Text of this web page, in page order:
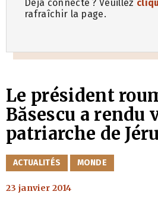
Déjà connecté ? Veuillez
rafraîchir la page.
Le président
Băsescu a rendu
patriarche de
CATÉGORIES
ACTUALITÉS MONDE
23 janvier 2014